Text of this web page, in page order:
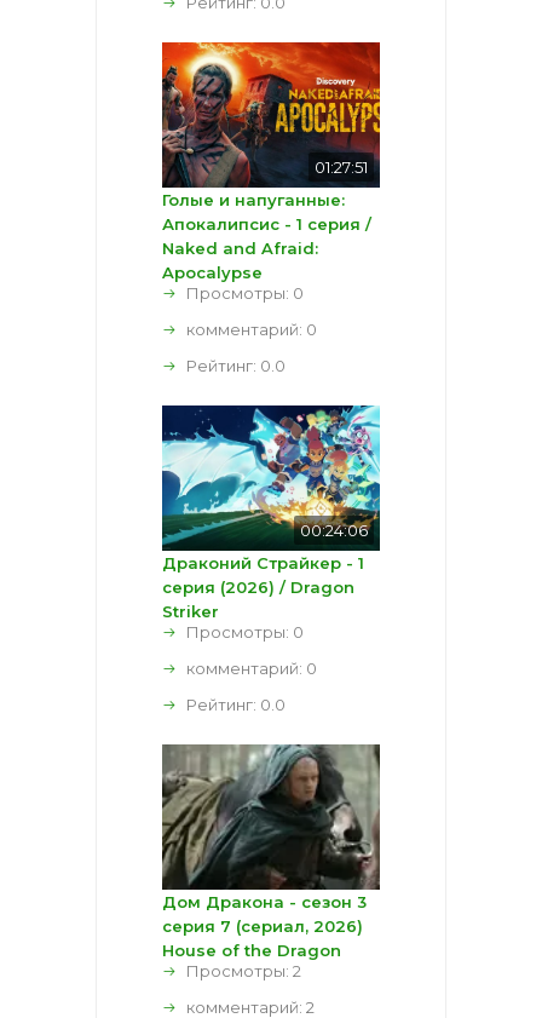
01:27:51
Голые и напуганные:
Апокалипсис - 1 серия /
Naked and Afraid:
Apocalypse
Просмотры: 0
комментарий: 0
Рейтинг: 0.0
00:24:06
Драконий Страйкер - 1
серия (2026) / Dragon
Striker
Просмотры: 0
комментарий: 0
Рейтинг: 0.0
Дом Дракона - сезон 3
серия 7 (сериал, 2026)
House of the Dragon
Просмотры: 2
комментарий: 2